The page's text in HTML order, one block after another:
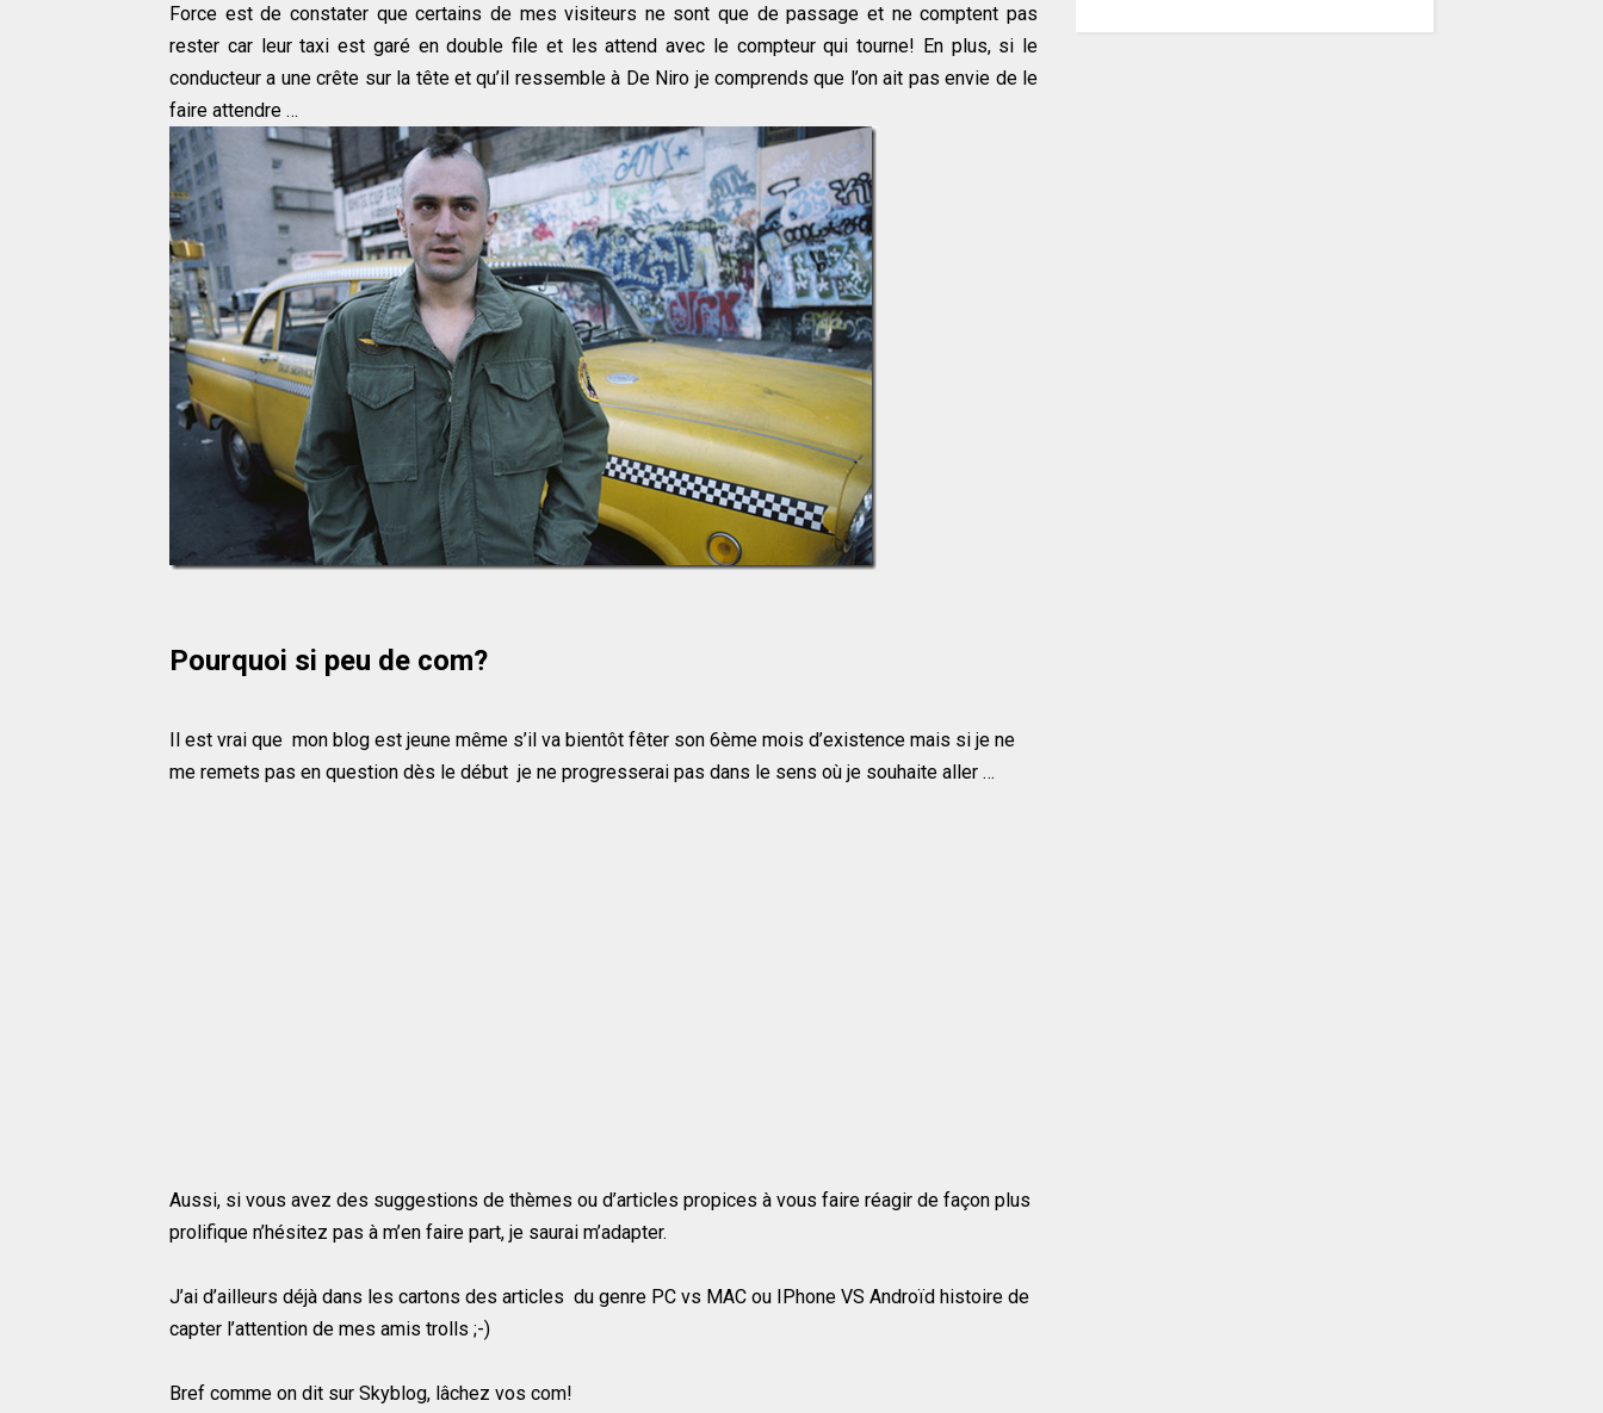
Force est de constater que certains de mes visiteurs ne sont que de passage et ne comptent pas
rester car leur taxi est garé en double file et les attend avec le compteur qui tourne! En plus, si le
conducteur a une crête sur la tête et qu’il ressemble à De Niro je comprends que l’on ait pas envie de le
faire attendre …
Pourquoi si peu de com?
Il est vrai que mon blog est jeune même s’il va bientôt fêter son 6ème mois d’existence mais si je ne
me remets pas en question dès le début je ne progresserai pas dans le sens où je souhaite aller …
Aussi, si vous avez des suggestions de thèmes ou d’articles propices à vous faire réagir de façon plus
prolifique n’hésitez pas à m’en faire part, je saurai m’adapter.
J’ai d’ailleurs déjà dans les cartons des articles du genre PC vs MAC ou IPhone VS Androïd histoire de
capter l’attention de mes amis trolls ;-)
Bref comme on dit sur Skyblog, lâchez vos com!